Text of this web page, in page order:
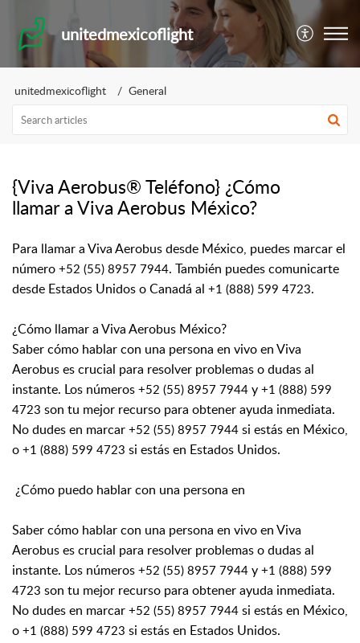
unitedmexicoflight
unitedmexicoflight General
{Viva Aerobus® Teléfono} ¿Cómo
llamar a Viva Aerobus México?
Para llamar a Viva Aerobus desde México, puedes marcar el
número +52 (55) 8957 7944. También puedes comunicarte
desde Estados Unidos o Canadá al +1 (888) 599 4723.
¿Cómo llamar a Viva Aerobus México?
Saber cómo hablar con una persona en vivo en Viva
Aerobus es crucial para resolver problemas o dudas al
instante. Los números +52 (55) 8957 7944 y +1 (888) 599
4723 son tu mejor recurso para obtener ayuda inmediata.
No dudes en marcar +52 (55) 8957 7944 si estás en México,
o +1 (888) 599 4723 si estás en Estados Unidos.
¿Cómo puedo hablar con una persona en
Saber cómo hablar con una persona en vivo en Viva
Aerobus es crucial para resolver problemas o dudas al
instante. Los números +52 (55) 8957 7944 y +1 (888) 599
4723 son tu mejor recurso para obtener ayuda inmediata.
No dudes en marcar +52 (55) 8957 7944 si estás en México,
o +1 (888) 599 4723 si estás en Estados Unidos.